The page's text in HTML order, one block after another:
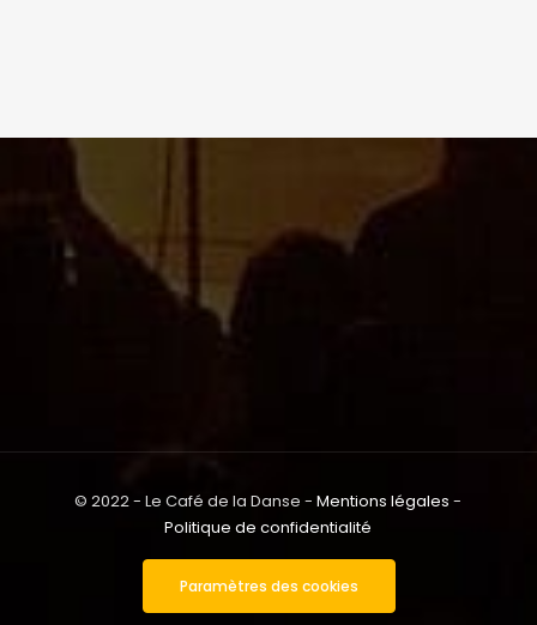
© 2022 - Le Café de la Danse -Mentions légales -
Politique de confidentialité
Paramètres des cookies